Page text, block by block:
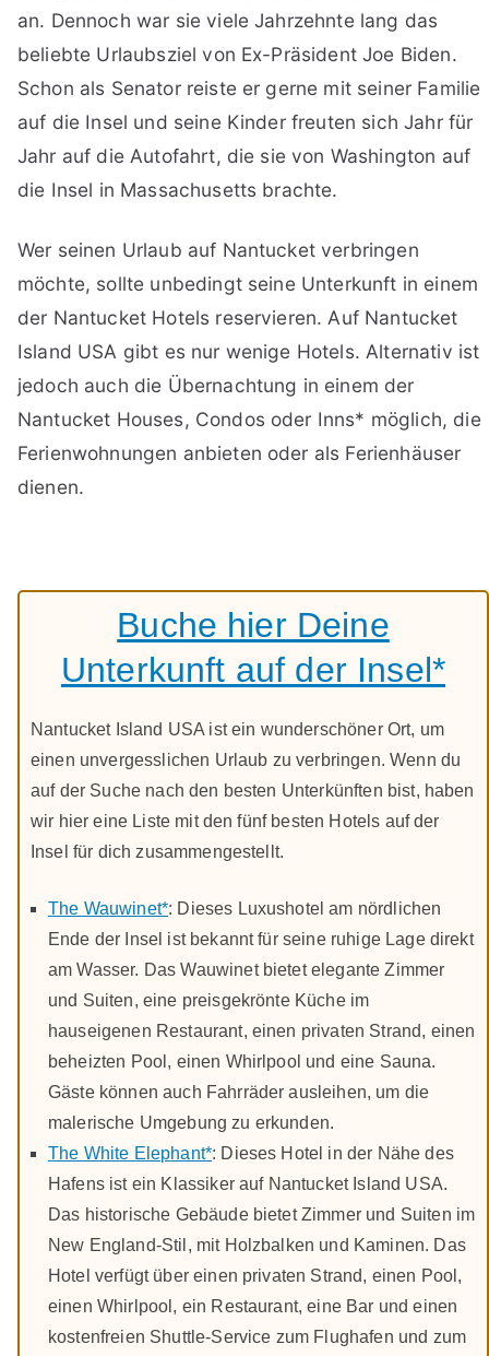
an. Dennoch war sie viele Jahrzehnte lang das
beliebte Urlaubsziel von Ex-Präsident Joe Biden.
Schon als Senator reiste er gerne mit seiner Familie
auf die Insel und seine Kinder freuten sich Jahr für
Jahr auf die Autofahrt, die sie von Washington auf
die Insel in Massachusetts brachte.
Wer seinen Urlaub auf Nantucket verbringen
möchte, sollte unbedingt seine Unterkunft in einem
der Nantucket Hotels reservieren. Auf Nantucket
Island USA gibt es nur wenige Hotels. Alternativ ist
jedoch auch die Übernachtung in einem der
Nantucket Houses, Condos oder Inns* möglich, die
Ferienwohnungen anbieten oder als Ferienhäuser
dienen.
Buche hier Deine
Unterkunft auf der Insel*
Nantucket Island USA ist ein wunderschöner Ort, um
einen unvergesslichen Urlaub zu verbringen. Wenn du
auf der Suche nach den besten Unterkünften bist, haben
wir hier eine Liste mit den fünf besten Hotels auf der
Insel für dich zusammengestellt.
The Wauwinet*: Dieses Luxushotel am nördlichen
Ende der Insel ist bekannt für seine ruhige Lage direkt
am Wasser. Das Wauwinet bietet elegante Zimmer
und Suiten, eine preisgekrönte Küche im
hauseigenen Restaurant, einen privaten Strand, einen
beheizten Pool, einen Whirlpool und eine Sauna.
Gäste können auch Fahrräder ausleihen, um die
malerische Umgebung zu erkunden.
The White Elephant*: Dieses Hotel in der Nähe des
Hafens ist ein Klassiker auf Nantucket Island USA.
Das historische Gebäude bietet Zimmer und Suiten im
New England-Stil, mit Holzbalken und Kaminen. Das
Hotel verfügt über einen privaten Strand, einen Pool,
einen Whirlpool, ein Restaurant, eine Bar und einen
kostenfreien Shuttle-Service zum Flughafen und zum